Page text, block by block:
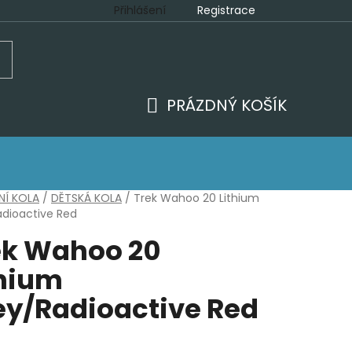
Přihlášení Registrace
PRÁZDNÝ KOŠÍK
KOLA / DĚTSKÁ KOLA / Trek Wahoo 20 Lithium
Red
Wahoo 20
Radioactive Red